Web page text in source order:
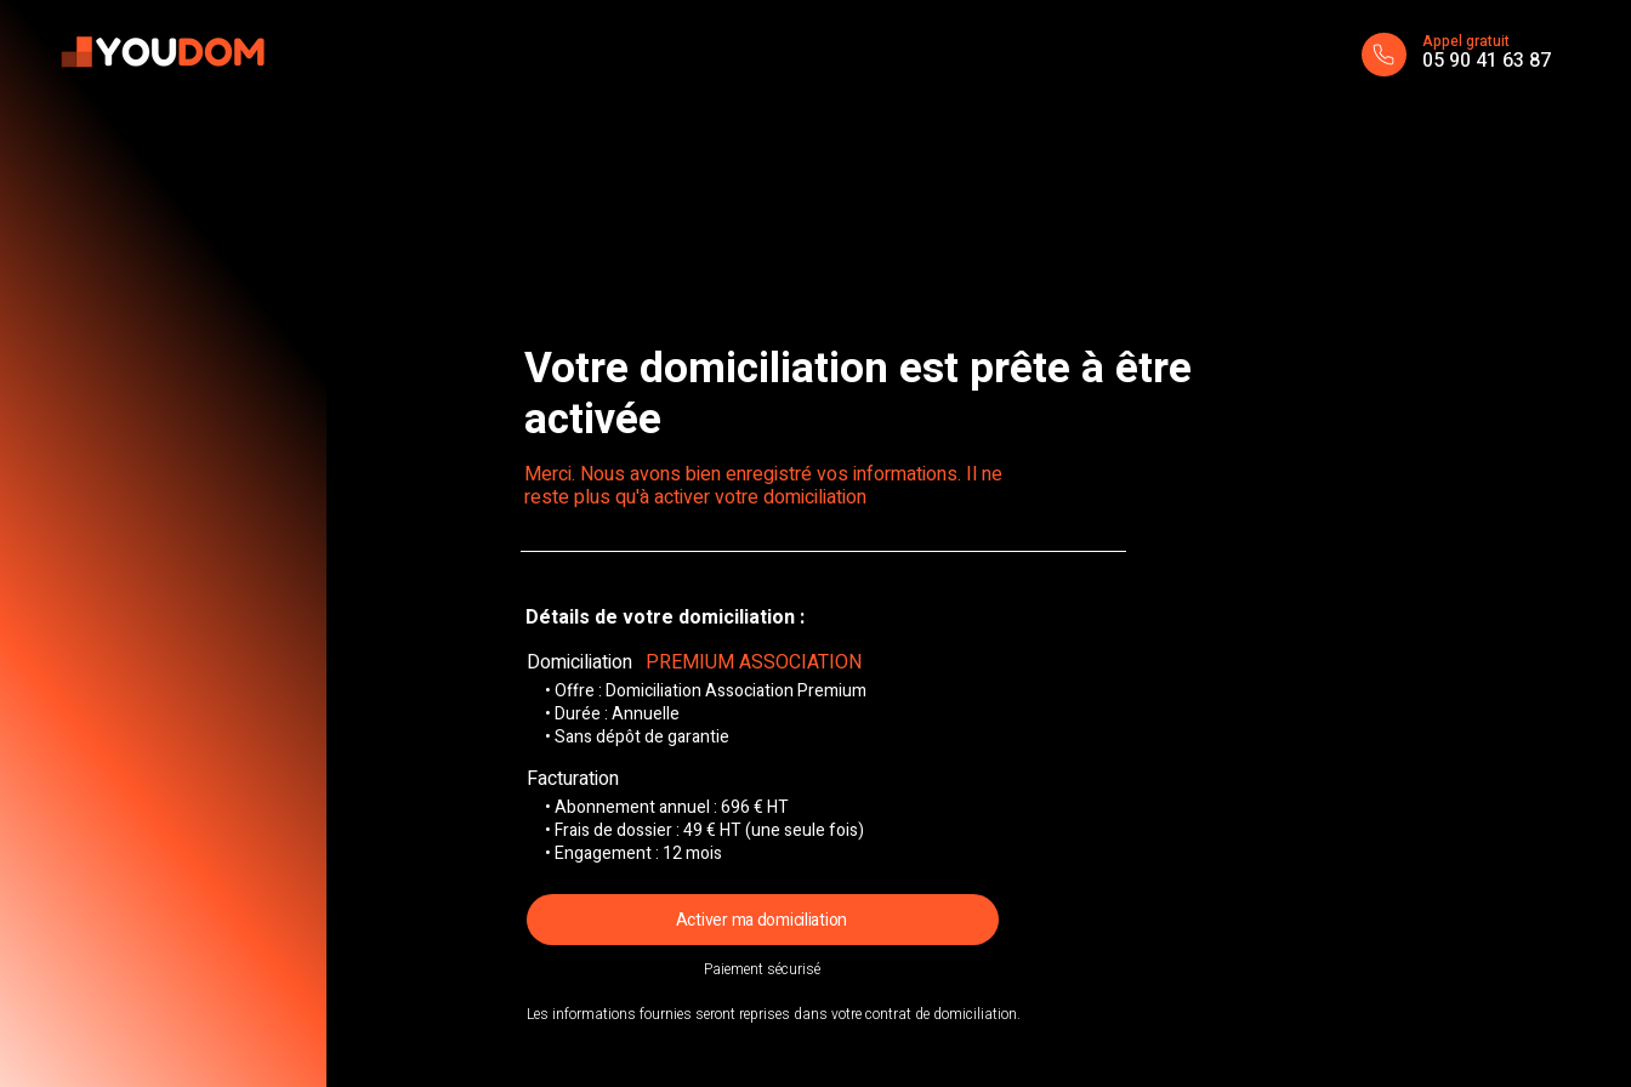
Votre domiciliation est prête à être
activée
Merci. Nous avons bien enregistré vos informations. Il ne
reste plus qu'à activer votre domiciliation
Détails de votre domiciliation :
Domiciliation PREMIUM ASSOCIATION
• Offre : Domiciliation Association Premium
• Durée : Annuelle
• Sans dépôt de garantie
Facturation
• Abonnement annuel : 696 € HT
• Frais de dossier : 49 € HT (une seule fois)
• Engagement : 12 mois
Activer ma domiciliation
Paiement sécurisé
Les informations fournies seront reprises dans votre contrat de domiciliation.
Appel gratuit
05 90 41 63 87